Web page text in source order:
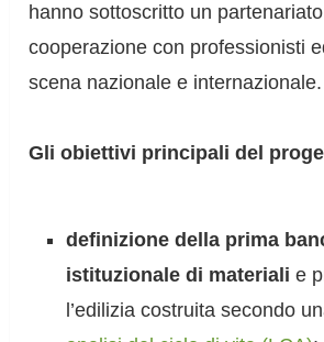
hanno sottoscritto un
cooperazione con professionisti
scena nazionale e internazionale.
Gli obiettivi principali del
definizione della prima
istituzionale di materiali e
l’edilizia costruita secondo